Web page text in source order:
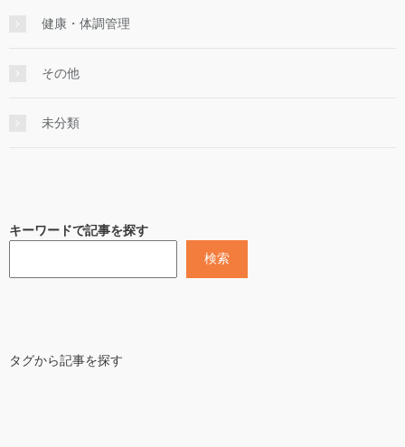
健康・体調管理
その他
未分類
キーワードで記事を探す
検索
タグから記事を探す